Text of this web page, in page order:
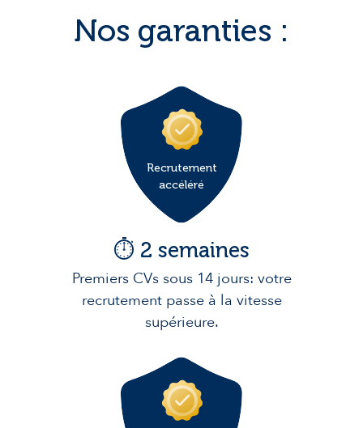
Nos garanties :
Recrutement
accéléré
⏱️ 2 semaines
Premiers CVs sous 14 jours: votre
recrutement passe à la vitesse
supérieure.